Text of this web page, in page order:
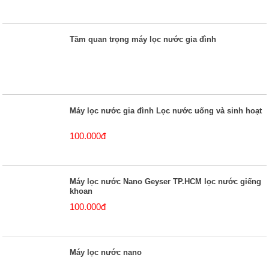
Tầm quan trọng máy lọc nước gia đình
Máy lọc nước gia đình Lọc nước uống và sinh hoạt
100.000đ
Máy lọc nước Nano Geyser TP.HCM lọc nước giếng
khoan
100.000đ
Máy lọc nước nano